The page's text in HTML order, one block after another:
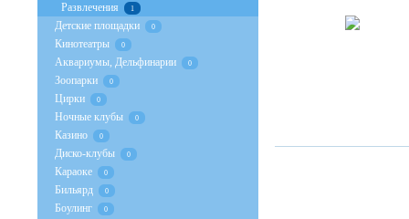
Развлечения 1
Детские площадки 0
Кинотеатры 0
Аквариумы, Дельфинарии 0
Зоопарки 0
Цирки 0
Ночные клубы 0
Казино 0
Диско-клубы 0
Караоке 0
Бильярд 0
Боулинг 0